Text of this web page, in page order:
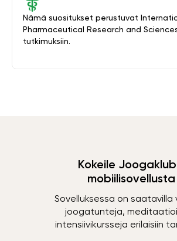
Nämä suositukset perustuvat
Pharmaceutical Research and
tutkimuksiin.
Kokeile
mobiilisovellusta
Sovelluksessa on saatavilla
joogatunteja,
intensiivikursseja erilaisiin